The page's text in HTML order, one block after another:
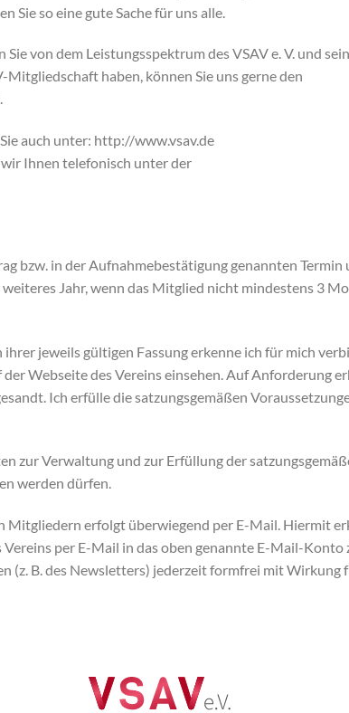
so eine gute Sache für uns alle.
von dem Leistungsspektrum des VSAV e. V. und
haben, können Sie uns gerne den
auch unter: http://www.vsav.de
Ihnen telefonisch unter der
bzw. in der Aufnahmebestätigung genannten Termin
Jahr, wenn das Mitglied nicht mindestens 3
jeweils gültigen Fassung erkenne ich für mich
Webseite des Vereins einsehen. Auf Anforderung
Ich erfülle die satzungsgemäßen
zur Verwaltung und zur Erfüllung der
werden dürfen.
Mitgliedern erfolgt überwiegend per E-Mail. Hiermit
per E-Mail in das oben genannte E-Mail-Konto
(z. B. des Newsletters) jederzeit formfrei mit Wirkung